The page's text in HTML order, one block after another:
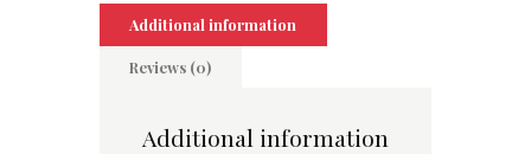
Additional information
Reviews (0)
Additional information